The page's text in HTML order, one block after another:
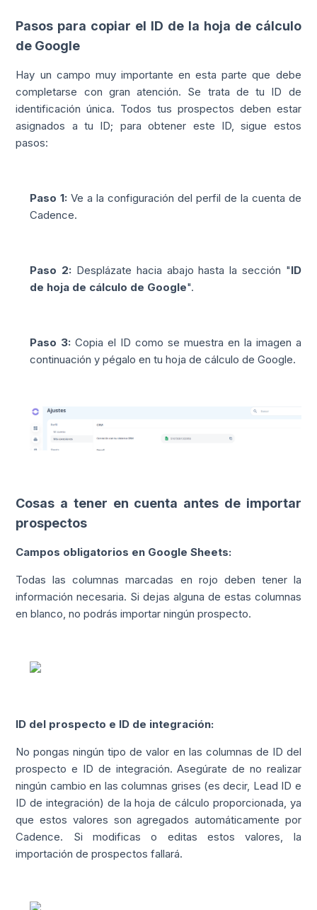
Pasos para copiar el ID de la hoja de cálculo
de Google
Hay un campo muy importante en esta parte que debe
completarse con gran atención. Se trata de tu ID de
identificación única. Todos tus prospectos deben estar
asignados a tu ID; para obtener este ID, sigue estos
pasos:
Paso 1: Ve a la configuración del perfil de la cuenta de
Cadence.
Paso 2: Desplázate hacia abajo hasta la sección "ID
de hoja de cálculo de Google".
Paso 3: Copia el ID como se muestra en la imagen a
continuación y pégalo en tu hoja de cálculo de Google.
Cosas a tener en cuenta antes de importar
prospectos
Campos obligatorios en Google Sheets:
Todas las columnas marcadas en rojo deben tener la
información necesaria. Si dejas alguna de estas columnas
en blanco, no podrás importar ningún prospecto.
ID del prospecto e ID de integración:
No pongas ningún tipo de valor en las columnas de ID del
prospecto e ID de integración. Asegúrate de no realizar
ningún cambio en las columnas grises (es decir, Lead ID e
ID de integración) de la hoja de cálculo proporcionada, ya
que estos valores son agregados automáticamente por
Cadence. Si modificas o editas estos valores, la
importación de prospectos fallará.